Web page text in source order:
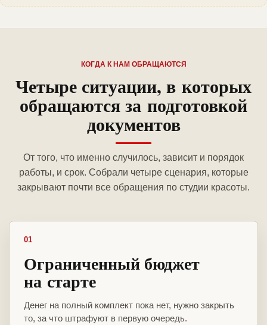
КОГДА К НАМ ОБРАЩАЮТСЯ
Четыре ситуации, в которых
обращаются за подготовкой
документов
От того, что именно случилось, зависит и порядок
работы, и срок. Собрали четыре сценария, которые
закрывают почти все обращения по студии красоты.
01
Ограниченный бюджет
на старте
Денег на полный комплект пока нет, нужно закрыть
то, за что штрафуют в первую очередь.